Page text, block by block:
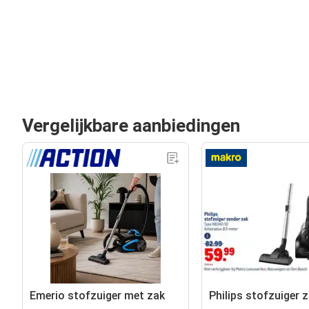
Vergelijkbare aanbiedingen
Emerio stofzuiger met zak Philips stofzuiger